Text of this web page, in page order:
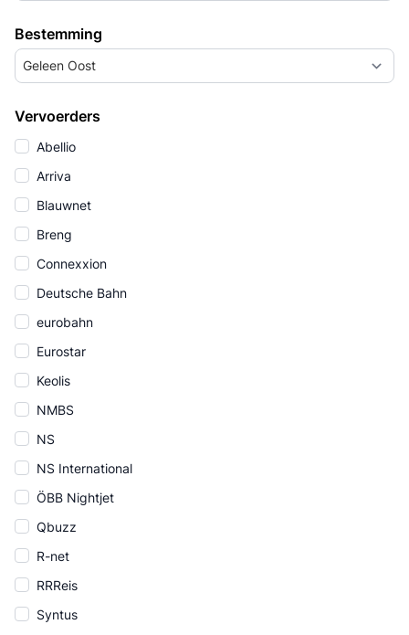
Bestemming
Geleen Oost
Vervoerders
Abellio
Arriva
Blauwnet
Breng
Connexxion
Deutsche Bahn
eurobahn
Eurostar
Keolis
NMBS
NS
NS International
ÖBB Nightjet
Qbuzz
R-net
RRReis
Syntus